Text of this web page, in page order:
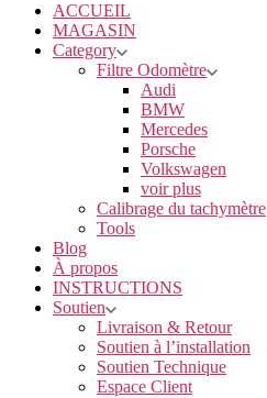
ACCUEIL
MAGASIN
Category
Filtre Odomètre
Audi
BMW
Mercedes
Porsche
Volkswagen
voir plus
Calibrage du tachymètre
Tools
Blog
À propos
INSTRUCTIONS
Soutien
Livraison & Retour
Soutien à l’installation
Soutien Technique
Espace Client